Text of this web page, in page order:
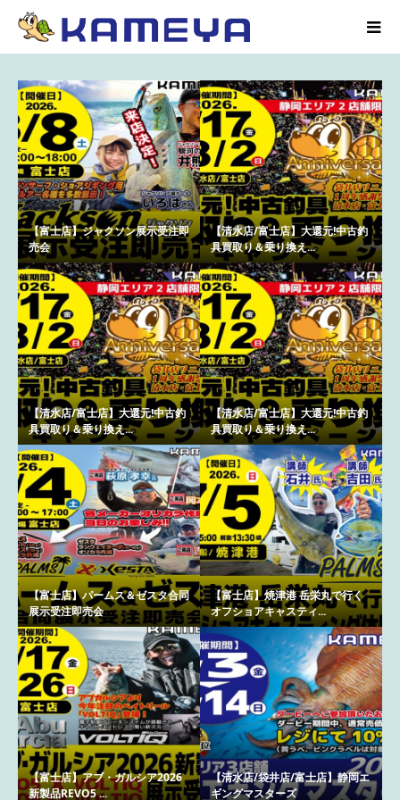
【富士店】ジャクソン展示受注即
売会
【清水店/富士店】大還元!中古釣
具買取り＆乗り換え...
【清水店/富士店】大還元!中古釣
具買取り＆乗り換え...
【清水店/富士店】大還元!中古釣
具買取り＆乗り換え...
【富士店】パームス＆ゼスタ合同
展示受注即売会
【富士店】焼津港 岳栄丸で行く
オフショアキャスティ...
【富士店】アブ・ガルシア2026
新製品REVO5 ...
【清水店/袋井店/富士店】静岡エ
ギングマスターズ